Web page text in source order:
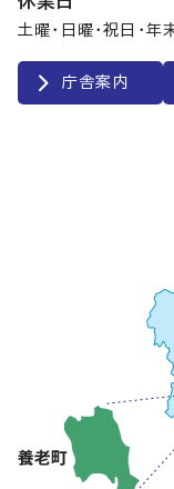
土曜・日曜・祝日・
庁舎案内